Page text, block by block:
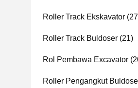
Roller Track Ekskavator
Roller Track Buldoser (21)
Rol Pembawa Excavator
Roller Pengangkut